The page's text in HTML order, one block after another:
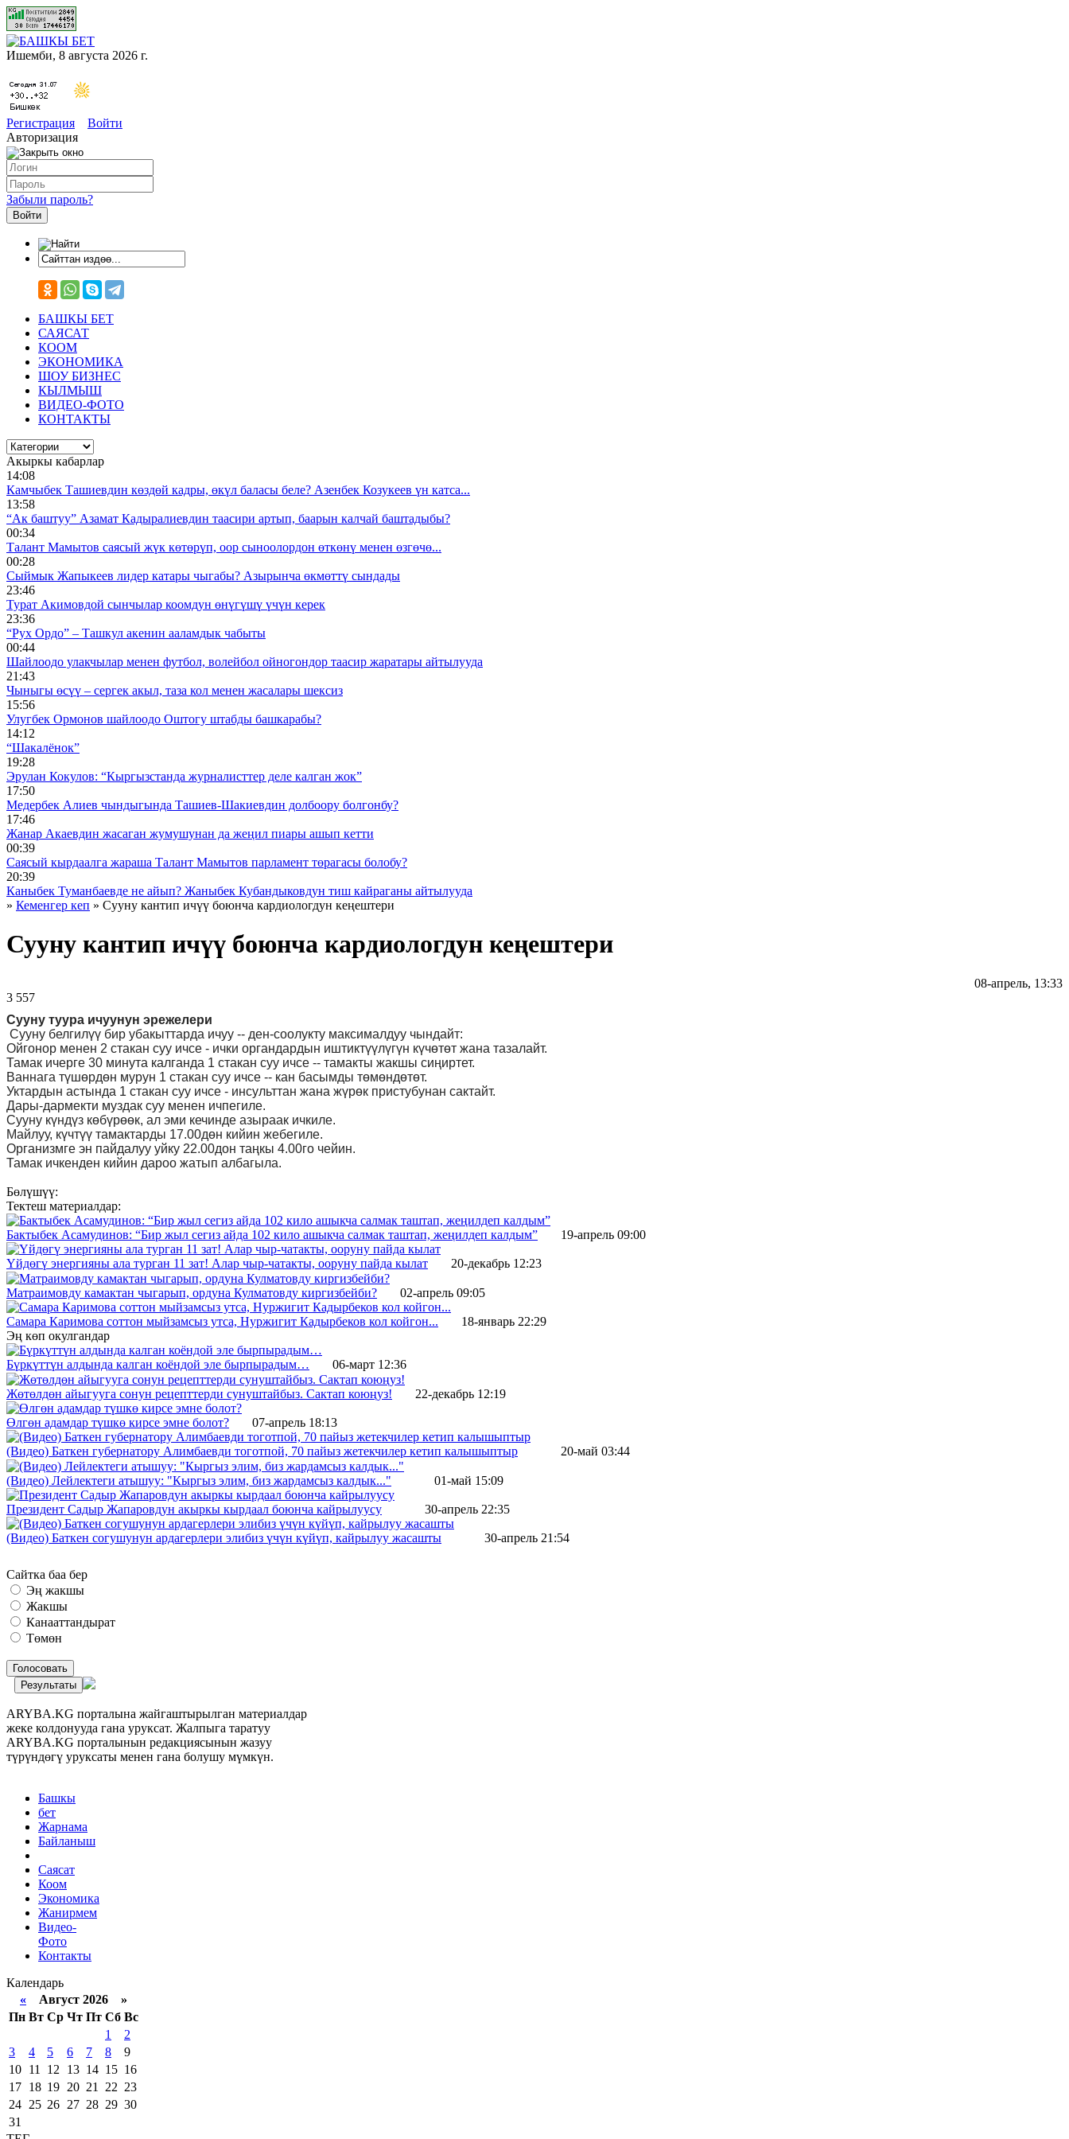
Ишемби, 8 августа 2026 г.
Регистрация
Войти
Авторизация
Забыли пароль?
БАШКЫ БЕТ
САЯСАТ
КООМ
ЭКОНОМИКА
ШОУ БИЗНЕС
КЫЛМЫШ
ВИДЕО-ФОТО
КОНТАКТЫ
Акыркы кабарлар
14:08
Камчыбек Ташиевдин көздөй кадры, өкүл баласы беле? Азенбек Козукеев үн катса...
13:58
“Ак баштуу” Азамат Кадыралиевдин таасири артып, баарын калчай баштадыбы?
00:34
Талант Мамытов саясый жүк көтөрүп, оор сыноолордон өткөнү менен өзгөчө...
00:28
Сыймык Жапыкеев лидер катары чыгабы? Азырынча өкмөттү сындады
23:46
Турат Акимовдой сынчылар коомдун өнүгүшү үчүн керек
23:36
“Рух Ордо” – Ташкул акенин ааламдык чабыты
00:44
Шайлоодо улакчылар менен футбол, волейбол ойногондор таасир жаратары айтылууда
21:43
Чыныгы өсүү – сергек акыл, таза кол менен жасалары шексиз
15:56
Улугбек Ормонов шайлоодо Оштогу штабды башкарабы?
14:12
“Шакалёнок”
19:28
Эрулан Кокулов: “Кыргызстанда журналисттер деле калган жок”
17:50
Медербек Алиев чындыгында Ташиев-Шакиевдин долбоору болгонбу?
17:46
Жанар Акаевдин жасаган жумушунан да жеңил пиары ашып кетти
00:39
Саясый кырдаалга жараша Талант Мамытов парламент төрагасы болобу?
20:39
Каныбек Туманбаевде не айып? Жаныбек Кубандыковдун тиш кайраганы айтылууда
» Кеменгер кеп » Сууну кантип ичүү боюнча кардиологдун кеңештери
Сууну кантип ичүү боюнча кардиологдун кеңештери
08-апрель, 13:33
3 557 ᠌ ᠌ ᠌ ᠌᠌ ᠌ ᠌᠌
Сууну туура ичуунун эрежелери
Сууну белгилүү бир убакыттарда ичуу -- ден-соолукту максималдуу чындайт:
Ойгонор менен 2 стакан суу ичсе - ички органдардын иштиктүүлүгүн күчөтөт жана тазалайт.
Тамак ичерге 30 минута калганда 1 стакан суу ичсе -- тамакты жакшы сиңиртет.
Ваннага түшөрдөн мурун 1 стакан суу ичсе -- кан басымды төмөндөтөт.
Уктардын астында 1 стакан суу ичсе - инсульттан жана жүрөк пристубунан сактайт.
Дары-дармекти муздак суу менен ичпегиле.
Сууну күндүз көбүрөөк, ал эми кечинде азыраак ичкиле.
Майлуу, күчтүү тамактарды 17.00дөн кийин жебегиле.
Организмге эн пайдалуу уйку 22.00дон таңкы 4.00го чейин.
Тамак ичкенден кийин дароо жатып албагыла.
Бөлүшүү:
Тектеш материалдар:
Бактыбек Асамудинов: “Бир жыл сегиз айда 102 кило ашыкча салмак таштап, жеңилдеп калдым” 19-апрель 09:00
Үйдөгү энергияны ала турган 11 зат! Алар чыр-чатакты, ооруну пайда кылат 20-декабрь 12:23
Матраимовду камактан чыгарып, ордуна Кулматовду киргизбейби? 02-апрель 09:05
Самара Каримова соттон мыйзамсыз утса, Нуржигит Кадырбеков кол койгон...
18-январь 22:29
Эң көп окулгандар
Бүркүттүн алдында калган коёндой эле бырпырадым… 06-март 12:36
Жөтөлдөн айыгууга сонун рецепттерди сунуштайбыз. Сактап коюңуз! 22-декабрь 12:19
Өлгөн адамдар түшкө кирсе эмне болот? 07-апрель 18:13
(Видео) Баткен губернатору Алимбаевди тоготпой, 70 пайыз жетекчилер кетип калышыптыр 20-май 03:44
(Видео) Лейлектеги атышуу: "Кыргыз элим, биз жардамсыз калдык..." 01-май 15:09
Президент Садыр Жапаровдун акыркы кырдаал боюнча кайрылуусу 30-апрель 22:35
(Видео) Баткен согушунун ардагерлери элибиз үчүн күйүп, кайрылуу жасашты 30-апрель 21:54
Сайтка баа бер
Эң жакшы
Жакшы
Канааттандырат
Төмөн
Голосовать
Результаты
ARYBA.KG порталына жайгаштырылган материалдар
жеке колдонууда гана уруксат. Жалпыга таратуу
ARYBA.KG порталынын редакциясынын жазуу
түрүндөгү уруксаты менен гана болушу мүмкүн.
Башкы
бет
Жарнама
Байланыш
Саясат
Коом
Экономика
Жанирмем
Видео-
Фото
Контакты
Календарь
« Август 2026 »
Пн Вт Ср Чт Пт Сб Вс
1
2
3
4 5 6 7 8
9
10 11 12 13 14 15 16
17 18 19 20 21 22 23
24 25 26 27 28 29 30
31